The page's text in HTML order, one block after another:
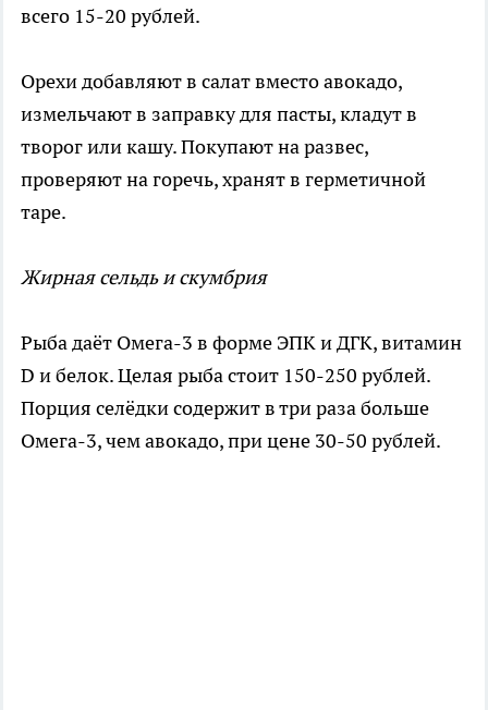
всего 15-20 рублей.
Орехи добавляют в салат вместо авокадо,
измельчают в заправку для пасты, кладут в
творог или кашу. Покупают на развес,
проверяют на горечь, хранят в герметичной
таре.
Жирная сельдь и скумбрия
Рыба даёт Омега-3 в форме ЭПК и ДГК, витамин
D и белок. Целая рыба стоит 150-250 рублей.
Порция селёдки содержит в три раза больше
Омега-3, чем авокадо, при цене 30-50 рублей.